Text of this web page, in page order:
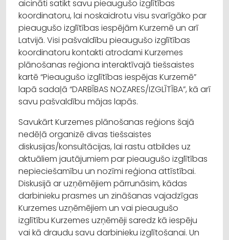
aicināti satikt savu pieaugušo izglītības
koordinatoru, lai noskaidrotu visu svarīgāko par
pieaugušo izglītības iespējām Kurzemē un arī
Latvijā. Visi pašvaldību pieaugušo izglītības
koordinatoru kontakti atrodami Kurzemes
plānošanas reģiona interaktīvajā tiešsaistes
kartē “Pieaugušo izglītības iespējas Kurzemē”
lapā sadaļā “DARBĪBAS NOZARES/IZGLĪTĪBA”, kā arī
savu pašvaldību mājas lapās.
Savukārt Kurzemes plānošanas reģions šajā
nedēļā organizē divas tiešsaistes
diskusijas/konsultācijas, lai rastu atbildes uz
aktuāliem jautājumiem par pieaugušo izglītības
nepieciešamību un nozīmi reģiona attīstībai.
Diskusijā ar uzņēmējiem pārrunāsim, kādas
darbinieku prasmes un zināšanas vajadzīgas
Kurzemes uzņēmējiem un vai pieaugušo
izglītību Kurzemes uzņēmēji saredz kā iespēju
vai kā draudu savu darbinieku izglītošanai. Un